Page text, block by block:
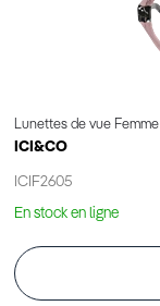
Lunettes de vue Femme
ICI&CO
ICIF2605
En stock en ligne